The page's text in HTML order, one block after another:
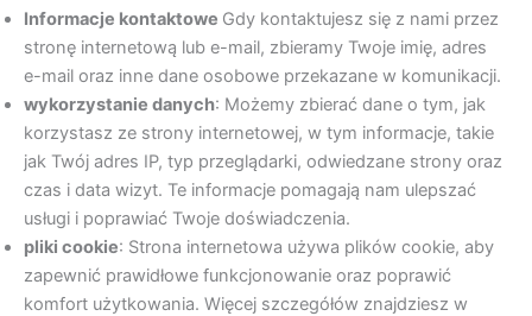
Informacje kontaktowe Gdy kontaktujesz się z nami przez
stronę internetową lub e-mail, zbieramy Twoje imię, adres
e-mail oraz inne dane osobowe przekazane w komunikacji.
wykorzystanie danych: Możemy zbierać dane o tym, jak
korzystasz ze strony internetowej, w tym informacje, takie
jak Twój adres IP, typ przeglądarki, odwiedzane strony oraz
czas i data wizyt. Te informacje pomagają nam ulepszać
usługi i poprawiać Twoje doświadczenia.
pliki cookie: Strona internetowa używa plików cookie, aby
zapewnić prawidłowe funkcjonowanie oraz poprawić
komfort użytkowania. Więcej szczegółów znajdziesz w